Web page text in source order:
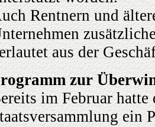
Rentnern und
aus der
zur
im Februar hatte
ein